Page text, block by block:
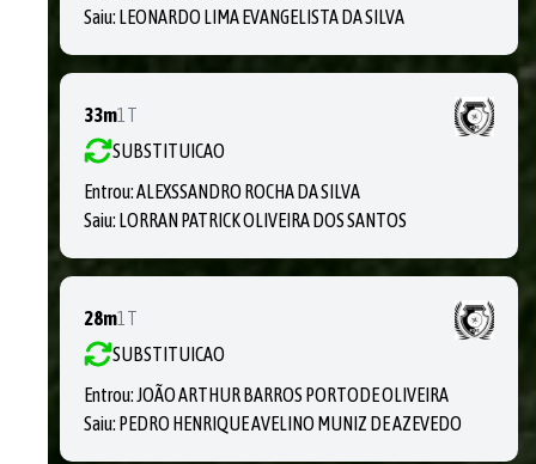
Saiu: LEONARDO LIMA EVANGELISTA DA SILVA
33m1T
SUBSTITUICAO
Entrou:ALEXSSANDRO ROCHA DA SILVA
Saiu: LORRAN PATRICK OLIVEIRA DOS SANTOS
28m1T
SUBSTITUICAO
Entrou:JOÃO ARTHUR BARROS PORTODE OLIVEIRA
Saiu: PEDRO HENRIQUE AVELINO MUNIZ DE AZEVEDO